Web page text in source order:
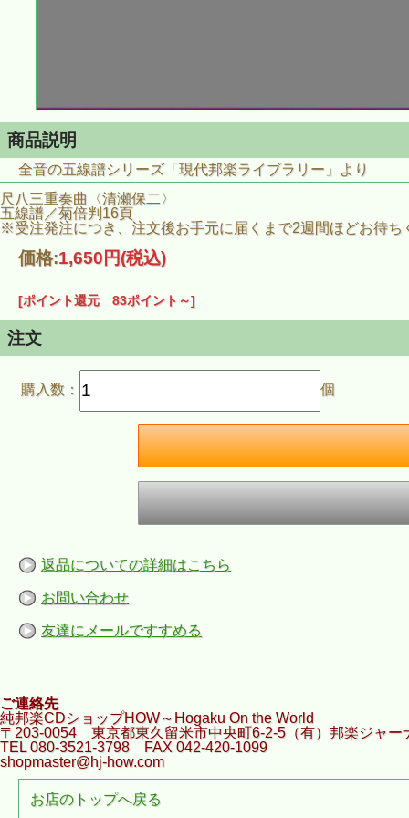
商品説明
全音の五線譜シリーズ「現代邦楽ライブラリー」より
尺八三重奏曲〈清瀬保二〉
五線譜／菊倍判16頁
※受注発注につき、注文後お手元に届くまで2週間ほどお待ち
価格:1,650円(税込)
[ポイント還元 83ポイント～]
注文
購入数： 個
返品についての詳細はこちら
お問い合わせ
友達にメールですすめる
ご連絡先
純邦楽CDショップHOW～Hogaku On the World
〒203-0054 東京都東久留米市中央町6-2-5（有）邦楽ジャー
TEL 080-3521-3798 FAX 042-420-1099
shopmaster@hj-how.com
お店のトップへ戻る